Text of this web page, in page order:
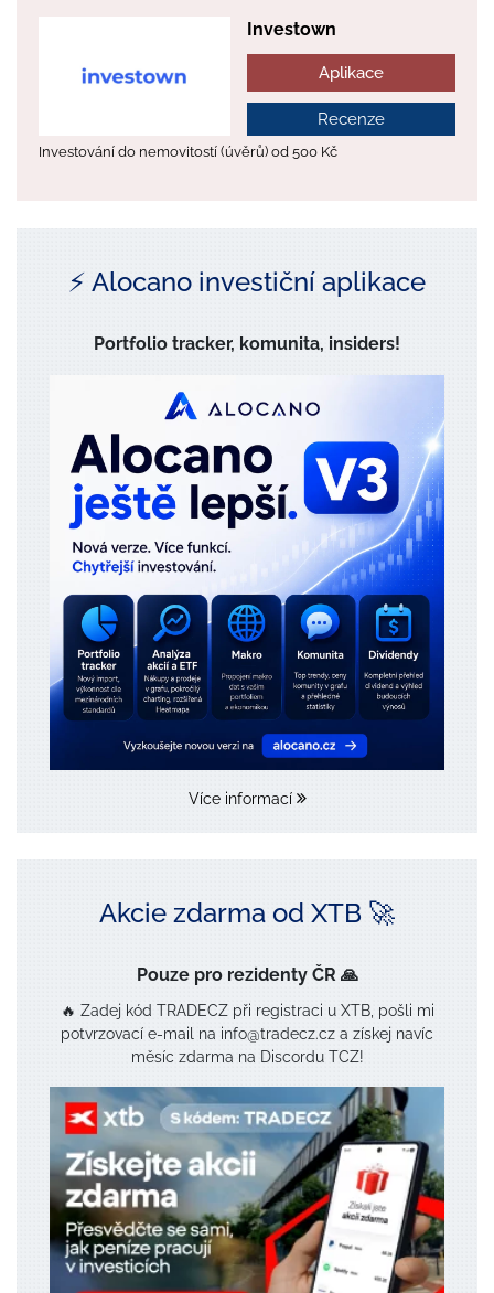
Investown
Aplikace
Recenze
Investování do nemovitostí (úvěrů) od 500 Kč
⚡️ Alocano investiční aplikace
Portfolio tracker, komunita, insiders!
Více informací
Akcie zdarma od XTB 🚀
Pouze pro rezidenty ČR 🙏
🔥 Zadej kód TRADECZ při registraci u XTB, pošli mi
potvrzovací e-mail na info@tradecz.cz a získej navíc
měsíc zdarma na Discordu TCZ!